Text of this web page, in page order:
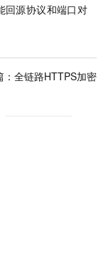
回源协议和端口对
全链路HTTPS加密